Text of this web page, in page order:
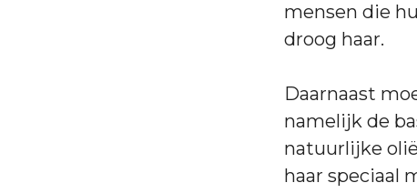
mensen die
droog haar.
Daarnaast
namelijk de
natuurlijke
haar speciaal